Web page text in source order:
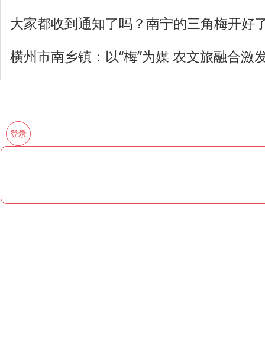
大家都收到通知了吗？南宁的三角梅开好
横州市南乡镇：以“梅”为媒 农文旅融合激
登录